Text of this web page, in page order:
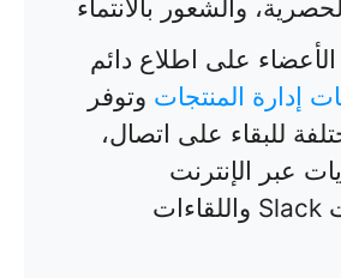
والشعور بالانتماء
على اطلاع دائم
إدارة المنتجات وتوفر
للبقاء على اتصال،
عبر الإنترنت
ومجموعات Slack واللقاءات